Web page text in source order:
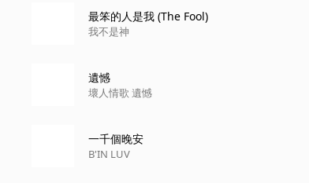
最笨的人是我 (The Fool)
我不是神
遺憾
壞人情歌 遺憾
一千個晚安
B'IN LUV